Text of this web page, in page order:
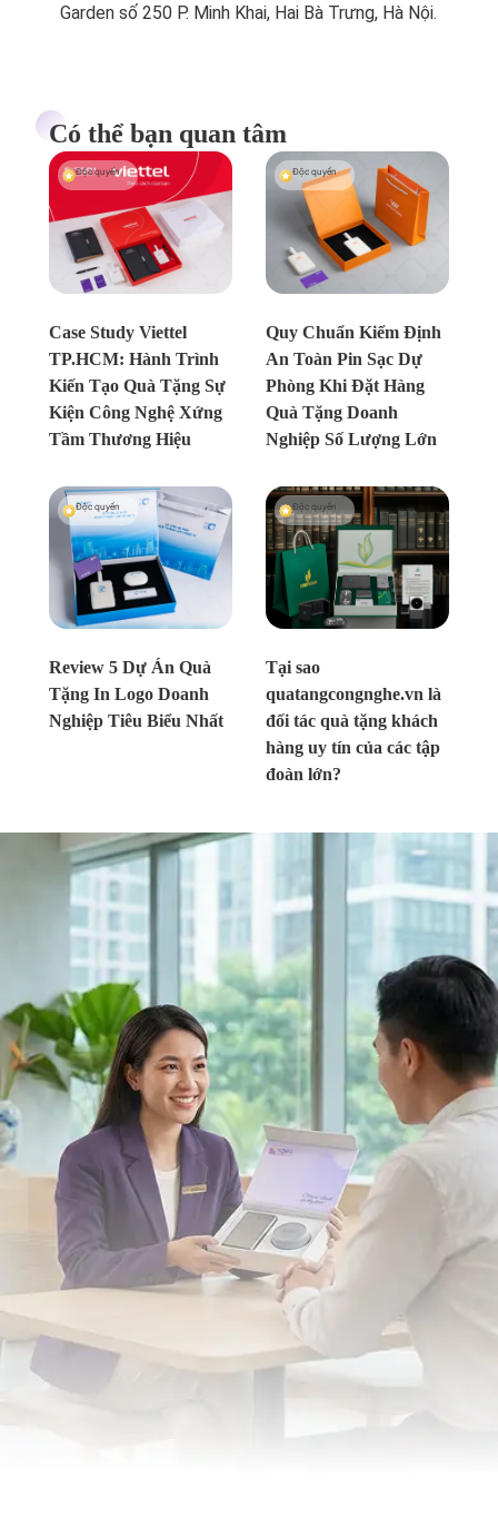
Garden số 250 P. Minh Khai, Hai Bà Trưng, Hà Nội.
Có thể bạn quan tâm
Case Study Viettel
TP.HCM: Hành Trình
Kiến Tạo Quà Tặng Sự
Kiện Công Nghệ Xứng
Tầm Thương Hiệu
Độc quyền
Quy Chuẩn Kiểm Định
An Toàn Pin Sạc Dự
Phòng Khi Đặt Hàng
Quà Tặng Doanh
Nghiệp Số Lượng Lớn
Độc quyền
Review 5 Dự Án Quà
Tặng In Logo Doanh
Nghiệp Tiêu Biểu Nhất
Độc quyền
Tại sao
quatangcongnghe.vn là
đối tác quà tặng khách
hàng uy tín của các tập
đoàn lớn?
Độc quyền